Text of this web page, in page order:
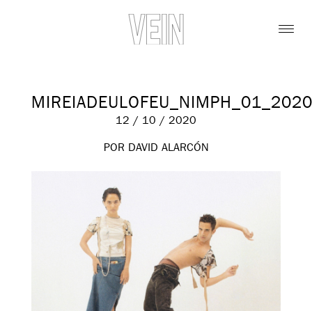
12 / 10 / 2020
POR DAVID ALARCÓN